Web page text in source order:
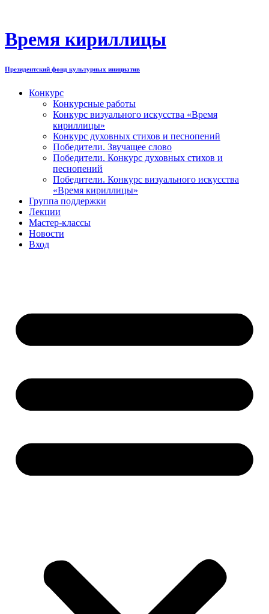
содержимому
Время кириллицы
Президентский фонд культурных инициатив
Конкурс
Конкурсные работы
Конкурс визуального искусства «Время
кириллицы»
Конкурс духовных стихов и песнопений
Победители. Звучащее слово
Победители. Конкурс духовных стихов и
песнопений
Победители. Конкурс визуального искусства
«Время кириллицы»
Группа поддержки
Лекции
Мастер-классы
Новости
Вход